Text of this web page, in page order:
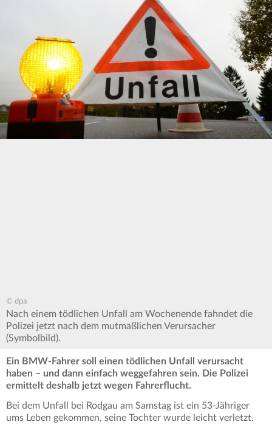
© dpa
Nach einem tödlichen Unfall am Wochenende fahndet die
Polizei jetzt nach dem mutmaßlichen Verursacher
(Symbolbild).
Ein BMW-Fahrer soll einen tödlichen Unfall verursacht
haben – und dann einfach weggefahren sein. Die Polizei
ermittelt deshalb jetzt wegen Fahrerflucht.
Bei dem Unfall bei Rodgau am Samstag ist ein 53-Jähriger
ums Leben gekommen, seine Tochter wurde leicht verletzt.